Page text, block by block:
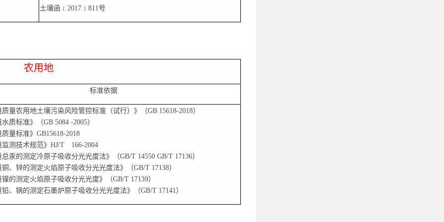
土壤函﹝2017﹞811号
农用地
标准依据
量农用地土壤污染风险管控标准（试行）》（GB 15618-2018）
质标准》（GB 5084 -2005）
量标准》GB15618-2018
监测技术规范》HJ/T 166-2004
汞的测定冷原子吸收分光光度法》（GB/T 14550 GB/T 17136）
、锌的测定火焰原子吸收分光光度法》（GB/T 17138）
的测定火焰原子吸收分光光度》（GB/T 17139）
、锅的测定石墨炉原子吸收分光光度法》（GB/T 17141）